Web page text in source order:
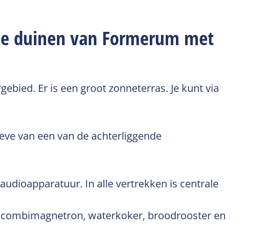
duinen van Formerum met
Er is een groot zonneterras. Je kunt via
van een van de achterliggende
In alle vertrekken is centrale
waterkoker, broodrooster en